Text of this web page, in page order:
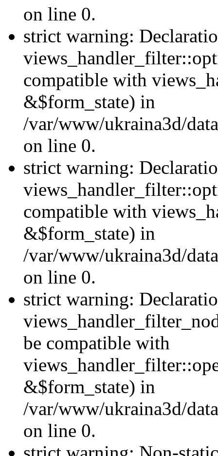
on line 0.
strict warning:
compatible with
&$form_state) in
/var/www/ukraina3d/
on line 0.
strict warning:
compatible with
&$form_state) in
/var/www/ukraina3d/
on line 0.
strict warning:
be compatible with
&$form_state) in
/var/www/ukraina3d/
on line 0.